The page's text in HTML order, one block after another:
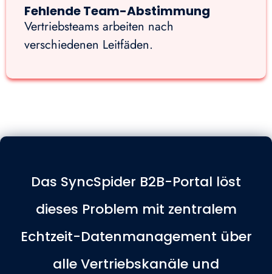
Fehlende Team-Abstimmung
Vertriebsteams arbeiten nach
verschiedenen Leitfäden.
Das SyncSpider B2B-Portal löst
dieses Problem mit zentralem
Echtzeit-Datenmanagement über
alle Vertriebskanäle und